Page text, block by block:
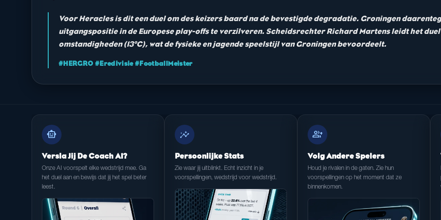
Voor Heracles is dit een duel om des keizers baard na de bevestigde degradatie. Groningen
uitgangspositie in de Europese play-offs te verzilveren. Scheidsrechter Richard Martens leidt het
omstandigheden (13°C), wat de fysieke en jagende speelstijl van Groningen bevoordeelt.
#HERGRO #Eredivisie #FootballMeister
smart_toy
Versla Jij De Coach AI?
Onze AI voorspelt elke wedstrijd mee. Ga
het duel aan en bewijs dat jij het spel beter
leest.
insights
Persoonlijke Stats
Zie waar jij uitblinkt. Echt inzicht in je
voorspellingen, wedstrijd voor wedstrijd.
group_add
Volg Andere Spelers
Houd je rivalen in de gaten. Zie hun
voorspellingen op het moment dat ze
binnenkomen.